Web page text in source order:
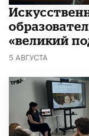
«великий
5 АВГУСТА